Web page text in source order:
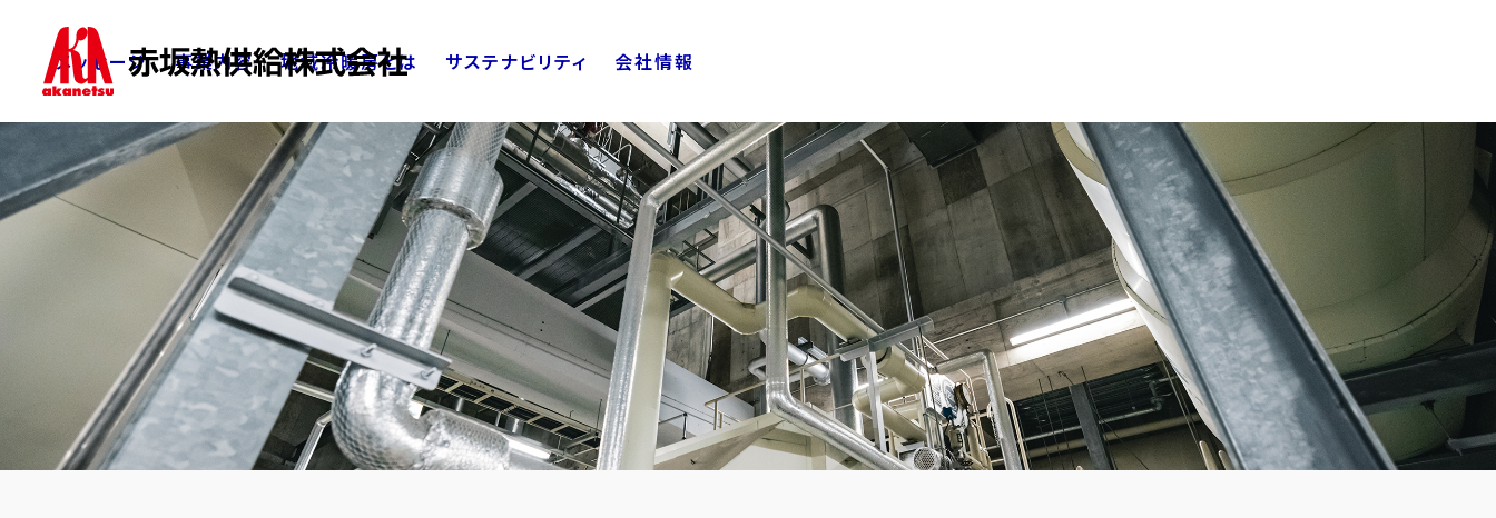
メッセージ 事業内容 地域冷暖房とは サステナビリティ 会社情報